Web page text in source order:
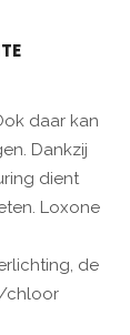
daar kan
Dankzij
dient
Loxone
de
chloor